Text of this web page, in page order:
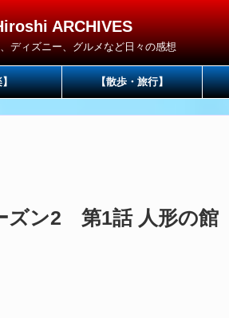
ARCHIVES
ディズニー、グルメなど日々の感想
】 【散歩・旅行】
ズン2 第1話 人形の館